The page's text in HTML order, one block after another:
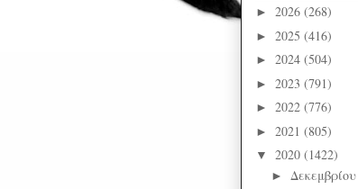
► 2026 (268)
► 2025 (416)
► 2024 (504)
► 2023 (791)
► 2022 (776)
► 2021 (805)
▼ 2020 (1422)
►